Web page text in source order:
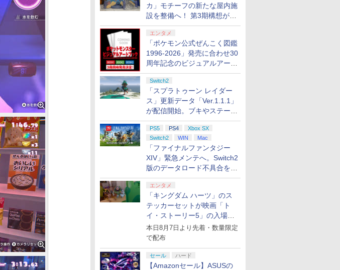
カ」モチーフの新たな屋内施
設を整備へ！ 第3期構想が公
開
エンタメ
「ポケモン公式ぜんこく図鑑
1996-2026」発売に合わせ30
周年記念のビジュアルアート
ブック3冊同時発売が決定
Switch2
「スプラトゥーン レイダー
ス」更新データ「Ver.1.1.1」
が配信開始。ブキやステージ
に関する不具合を修正
PS5 PS4
Xbox SX
Switch2
WIN Mac
「ファイナルファンタジー
XIV」緊急メンテへ。Switch2
版のデータロード不具合を最
適化
エンタメ
「キングダム ハーツ」のス
テッカーセットが映画「ト
イ・ストーリー5」の入場特
典として配布決定！
本日8月7日より先着・数量限定
で配布
セール ハード
【Amazonセール】ASUSの